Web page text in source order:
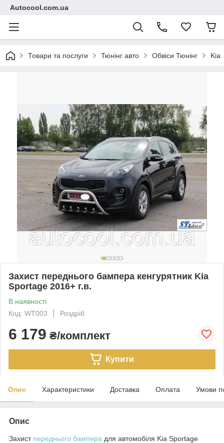
Autocool.com.ua
Товари та послуги Тюнінг авто Обвіси Тюнінг Kia
Захист переднього бампера кенгурятник Kia
Sportage 2016+ г.в.
В наявності
Код: WT003
Роздріб
6 179 ₴/комплект
Купити
Опис Характеристики Доставка Оплата Умови
Опис
Захист переднього бампера для автомобіля Kia Sportage